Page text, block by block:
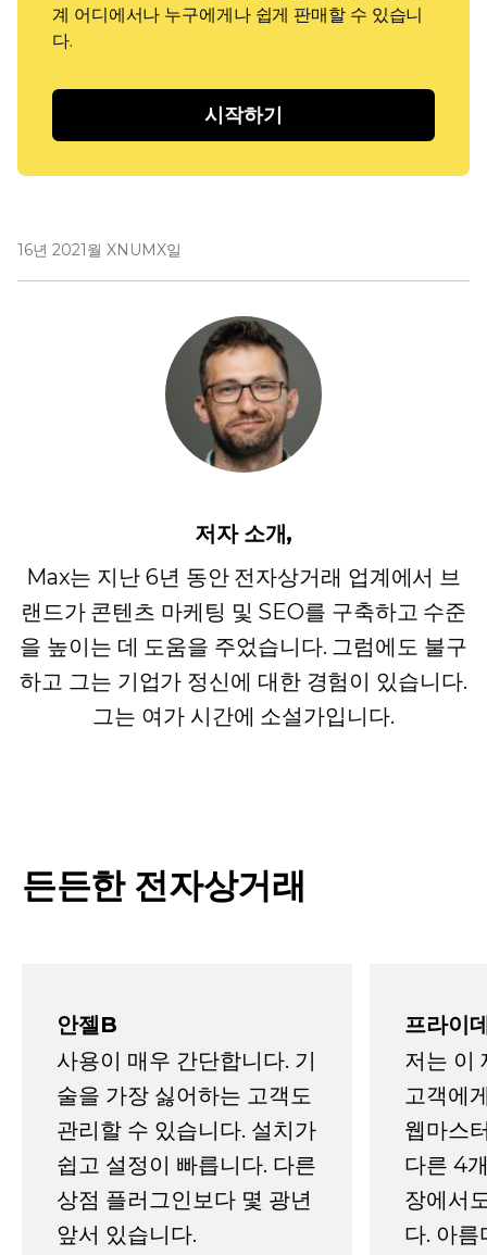
계 어디에서나 누구에게나 쉽게 판매할 수 있습니
다.
시작하기
16년 2021월 XNUMX일
저자 소개,
Max는 지난 6년 동안 전자상거래 업계에서 브
랜드가 콘텐츠 마케팅 및 SEO를 구축하고 수준
을 높이는 데 도움을 주었습니다. 그럼에도 불구
하고 그는 기업가 정신에 대한 경험이 있습니다.
그는 여가 시간에 소설가입니다.
든든한 전자상거래
안젤B
사용이 매우 간단합니다. 기
술을 가장 싫어하는 고객도
관리할 수 있습니다. 설치가
쉽고 설정이 빠릅니다. 다른
상점 플러그인보다 몇 광년
앞서 있습니다.
프라이
저는 이
고객에
웹마스
다른 4
장에서
다. 아름